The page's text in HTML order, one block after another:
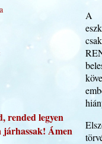
rended legyen
járhassak! Ámen
A